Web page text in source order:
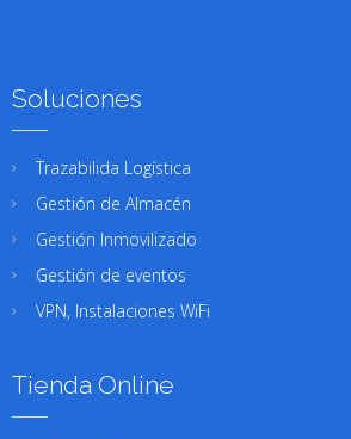
Soluciones
Trazabilida Logística
Gestión de Almacén
Gestión Inmovilizado
Gestión de eventos
VPN, Instalaciones WiFi
Tienda Online